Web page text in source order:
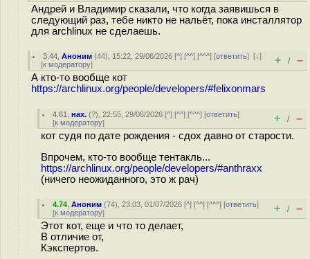
Андрей и Владимир сказали, что когда заявишься в
следующий раз, тебе никто не нальёт, пока инсталлятор
для archlinux не сделаешь.
3.44 ,Аноним (44), 15:22, 29/06/2026 [^] [^^] [^^^] [ответить][↓]
[к модератору] + / –
А кто-то вообще кот
https://archlinux.org/people/developers/#felixonmars
4.61 ,нах. (?), 22:55, 29/06/2026 [^] [^^] [^^^] [ответить]
[к модератору] + / –
кот судя по дате рождения - сдох давно от старости.
Впрочем, кто-то вообще тентакль...
https://archlinux.org/people/developers/#anthraxx
(ничего неожиданного, это ж рач)
4.74 ,Аноним (74), 23:03, 01/07/2026 [^] [^^] [^^^] [ответить]
[к модератору] + / –
Этот кот, еще и что то делает,
В отличие от,
Кэкспертов.